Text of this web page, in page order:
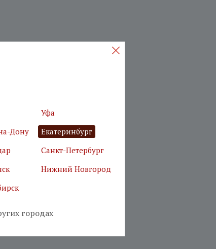
Уфа
Дону
Екатеринбург
Санкт-Петербург
Нижний Новгород
городах